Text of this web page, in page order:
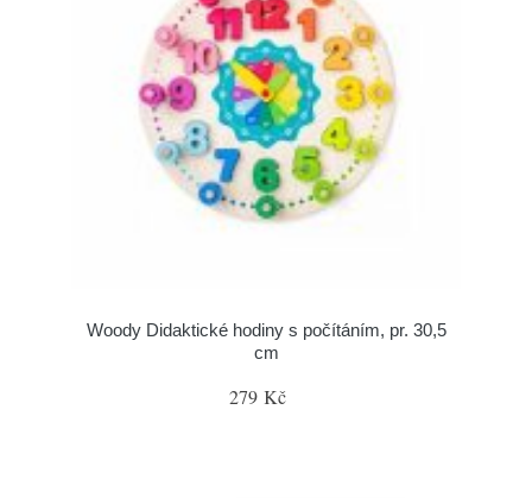
Woody Didaktické hodiny s počítáním, pr. 30,5
cm
279 Kč